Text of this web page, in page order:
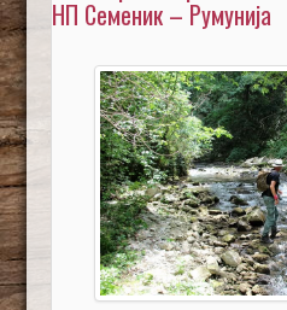
НП Семеник – Румунија